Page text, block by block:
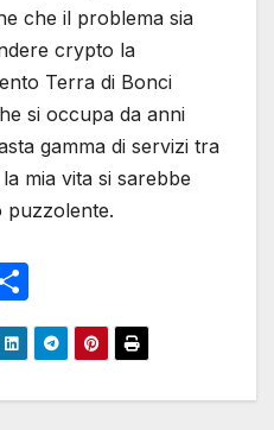
che il problema sia
crypto la
Terra di Bonci
si occupa da anni
gamma di servizi tra
mia vita si sarebbe
puzzolente.
h
ar
e